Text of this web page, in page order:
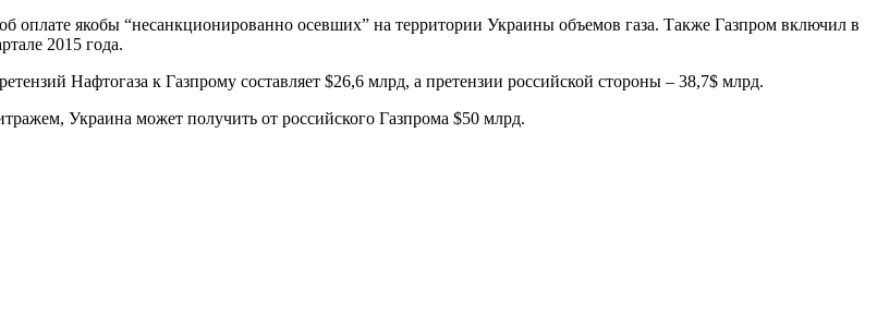
оплате якобы “несанкционированно осевших” на территории Украины объемов газа. Также Газпром включил в
2015 года.
Нафтогаза к Газпрому составляет $26,6 млрд, а претензии российской стороны – 38,7$ млрд.
Украина может получить от российского Газпрома $50 млрд.